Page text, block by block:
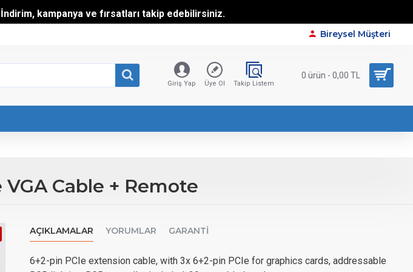
kampanya ve fırsatları takip edebilirsiniz.
Bireysel Müşteri
Giriş Yap Üye Ol Takip Listem
0 ürün - 0,00 TL
Cable + Remote
AÇIKLAMALAR YORUMLAR GARANTI
6+2-pin PCIe extension cable, with 3x 6+2-pin PCIe for graphics cards, addressable